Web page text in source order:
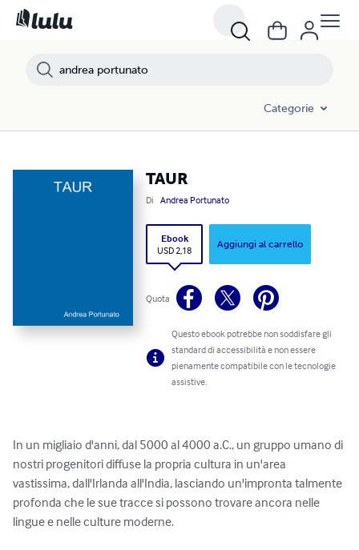
Categorie
TAUR
Di Andrea Portunato
Ebook
USD 2,18
Aggiungi al carrello
Quota
Questo ebook potrebbe non soddisfare gli
standard di accessibilità e non essere
pienamente compatibile con le tecnologie
assistive.
In un migliaio d'anni, dal 5000 al 4000 a.C., un gruppo umano di
nostri progenitori diffuse la propria cultura in un'area
vastissima, dall'Irlanda all'India, lasciando un'impronta talmente
profonda che le sue tracce si possono trovare ancora nelle
lingue e nelle culture moderne.